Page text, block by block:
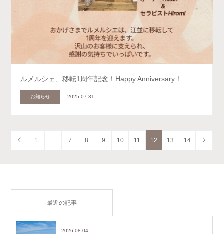
ルメルシェ、移転1周年記念！Happy Anniversary！
お知らせ 2025.07.31
1 7 8 9 10 11 12 13 14
最近の記事
2026.08.04